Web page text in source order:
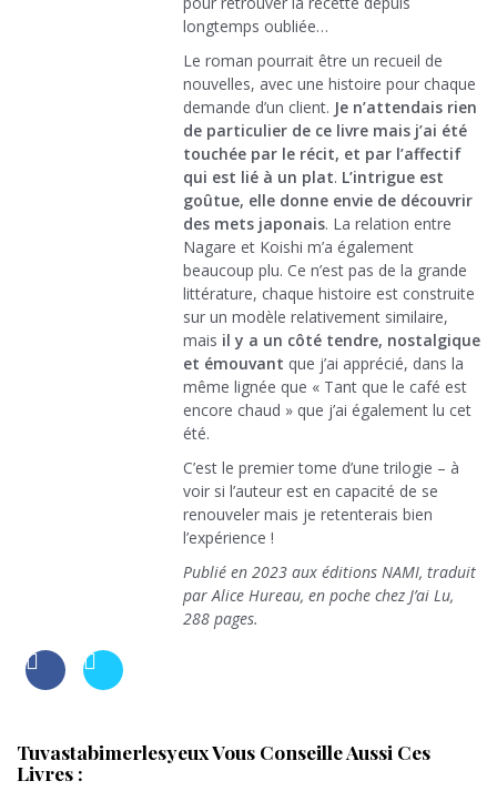
longtemps oubliée…
Le roman pourrait être un recueil de
nouvelles, avec une histoire pour chaque
demande d’un client. Je n’attendais rien
de particulier de ce livre mais j’ai été
touchée par le récit, et par l’affectif
qui est lié à un plat. L’intrigue est
goûtue, elle donne envie de découvrir
des mets japonais. La relation entre
Nagare et Koishi m’a également
beaucoup plu. Ce n’est pas de la grande
littérature, chaque histoire est construite
sur un modèle relativement similaire,
mais il y a un côté tendre, nostalgique
et émouvant que j’ai apprécié, dans la
même lignée que « Tant que le café est
encore chaud » que j’ai également lu cet
été.
C’est le premier tome d’une trilogie – à
voir si l’auteur est en capacité de se
renouveler mais je retenterais bien
l’expérience !
Publié en 2023 aux éditions NAMI, traduit
par Alice Hureau, en poche chez J’ai Lu,
288 pages.
Tuvastabimerlesyeux Vous Conseille Aussi Ces
Livres :